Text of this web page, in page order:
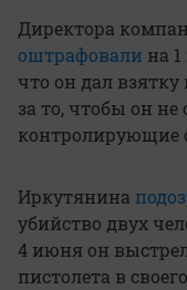
Директора
оштрафовали на
что он дал
за то, чтобы он
контролирующие
Иркутянина
убийство двух
4 июня он
пистолета в